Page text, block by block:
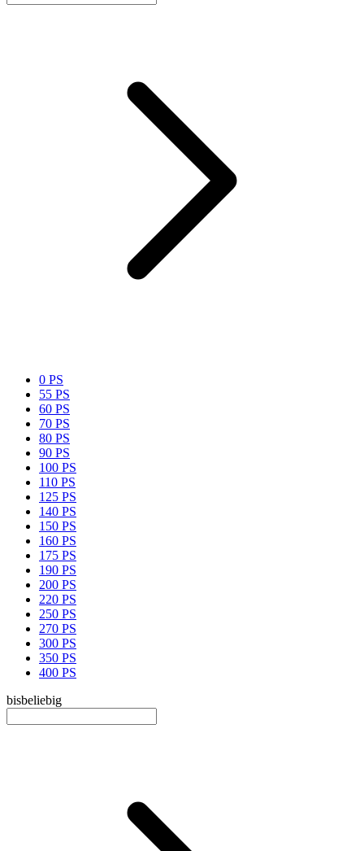
0 PS
55 PS
60 PS
70 PS
80 PS
90 PS
100 PS
110 PS
125 PS
140 PS
150 PS
160 PS
175 PS
190 PS
200 PS
220 PS
250 PS
270 PS
300 PS
350 PS
400 PS
bisbeliebig